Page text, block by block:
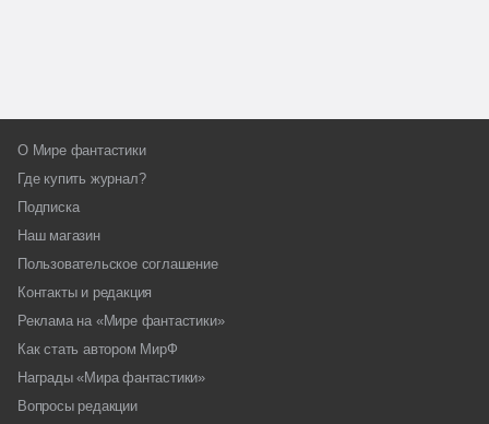
О Мире фантастики
Где купить журнал?
Подписка
Наш магазин
Пользовательское соглашение
Контакты и редакция
Реклама на «Мире фантастики»
Как стать автором МирФ
Награды «Мира фантастики»
Вопросы редакции